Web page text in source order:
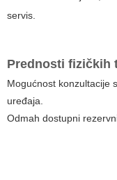
servis.
Prednosti fizičkih
Mogućnost konzultacije
uređaja.
Odmah dostupni